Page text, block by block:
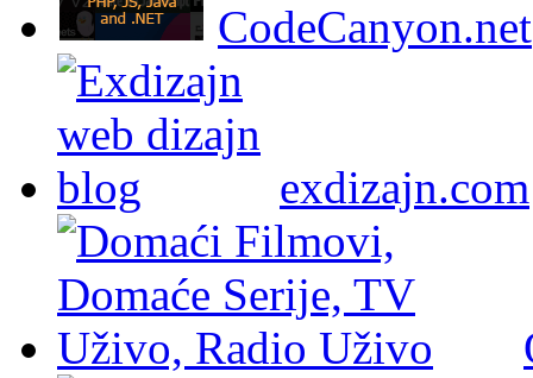
CodeCanyon.net
exdizajn.com